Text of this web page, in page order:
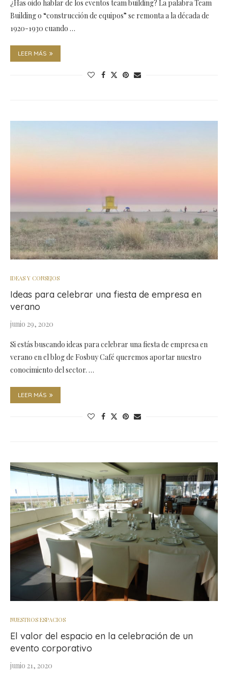
¿Has oido hablar de los eventos team building? La palabra Team
Building o “construcción de equipos” se remonta a la década de
1920-1930 cuando …
LEER MÁS
IDEAS Y CONSEJOS
Ideas para celebrar una fiesta de empresa en
verano
junio 29, 2020
Si estás buscando ideas para celebrar una fiesta de empresa en
verano en el blog de Fosbuy Café queremos aportar nuestro
conocimiento del sector. …
LEER MÁS
NUESTROS ESPACIOS
El valor del espacio en la celebración de un
evento corporativo
junio 21, 2020